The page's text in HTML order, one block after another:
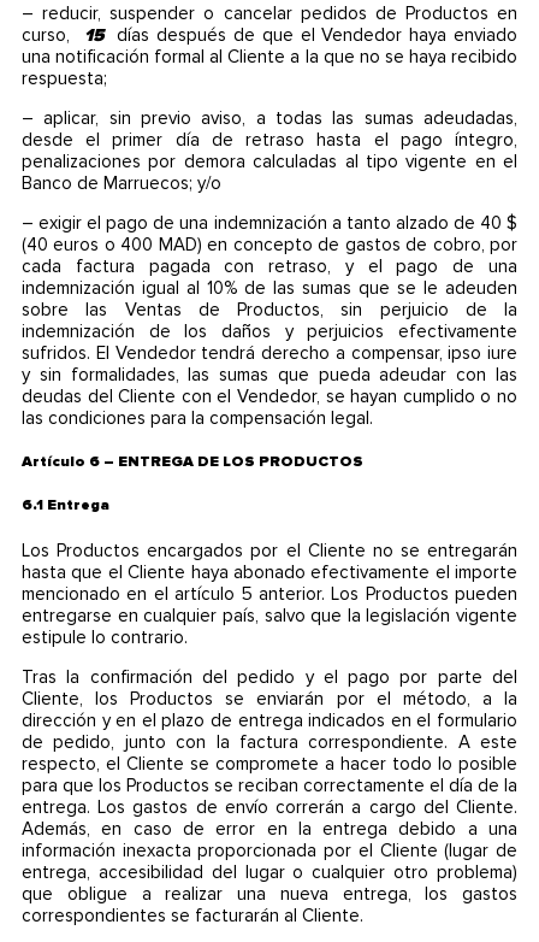
– reducir, suspender o cancelar pedidos de Productos en
curso,
15 días después de que el Vendedor haya enviado
una notificación formal al Cliente a la que no se haya recibido
respuesta;
– aplicar, sin previo aviso, a todas las sumas adeudadas,
desde el primer día de retraso hasta el pago íntegro,
penalizaciones por demora calculadas al tipo vigente en el
Banco de Marruecos; y/o
– exigir el pago de una indemnización a tanto alzado de 40 $
(40 euros o 400 MAD) en concepto de gastos de cobro, por
cada factura pagada con retraso, y el pago de una
indemnización igual al 10% de las sumas que se le adeuden
sobre las Ventas de Productos, sin perjuicio de la
indemnización de los daños y perjuicios efectivamente
sufridos. El Vendedor tendrá derecho a compensar, ipso iure
y sin formalidades, las sumas que pueda adeudar con las
deudas del Cliente con el Vendedor, se hayan cumplido o no
las condiciones para la compensación legal.
Artículo 6 – ENTREGA DE LOS PRODUCTOS
6.1 Entrega
Los Productos encargados por el Cliente no se entregarán
hasta que el Cliente haya abonado efectivamente el importe
mencionado en el artículo 5 anterior. Los Productos pueden
entregarse en cualquier país, salvo que la legislación vigente
estipule lo contrario.
Tras la confirmación del pedido y el pago por parte del
Cliente, los Productos se enviarán por el método, a la
dirección y en el plazo de entrega indicados en el formulario
de pedido, junto con la factura correspondiente. A este
respecto, el Cliente se compromete a hacer todo lo posible
para que los Productos se reciban correctamente el día de la
entrega. Los gastos de envío correrán a cargo del Cliente.
Además, en caso de error en la entrega debido a una
información inexacta proporcionada por el Cliente (lugar de
entrega, accesibilidad del lugar o cualquier otro problema)
que obligue a realizar una nueva entrega, los gastos
correspondientes se facturarán al Cliente.